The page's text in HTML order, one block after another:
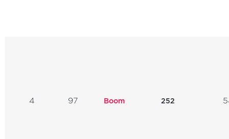
4 97 Boom 252